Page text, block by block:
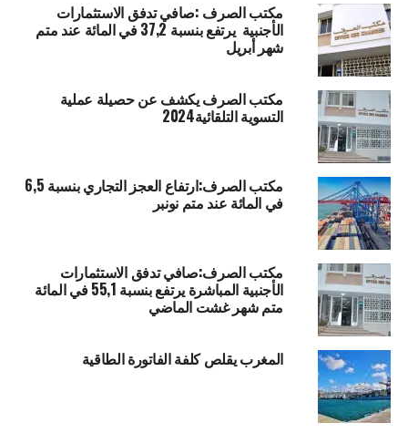
مكتب الصرف :صافي تدفق الاستثمارات
الأجنبية يرتفع بنسبة 37,2 في المائة عند متم
شهر أبريل
مكتب الصرف يكشف عن حصيلة عملية
التسوية التلقائية2024
مكتب الصرف:ارتفاع العجز التجاري بنسبة 6,5
في المائة عند متم نونبر
مكتب الصرف:صافي تدفق الاستثمارات
الأجنبية المباشرة يرتفع بنسبة 55,1 في المائة
متم شهر غشت الماضي
المغرب يقلص كلفة الفاتورة الطاقية